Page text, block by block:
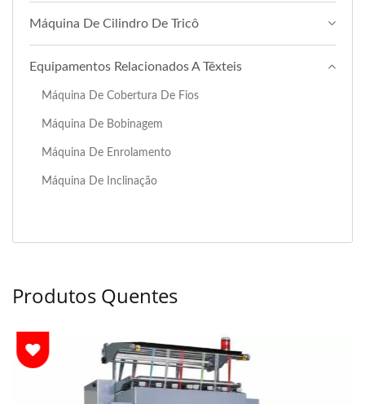
Máquina De Cilindro De Tricô
Equipamentos Relacionados A Têxteis
Máquina De Cobertura De Fios
Máquina De Bobinagem
Máquina De Enrolamento
Máquina De Inclinação
Produtos Quentes